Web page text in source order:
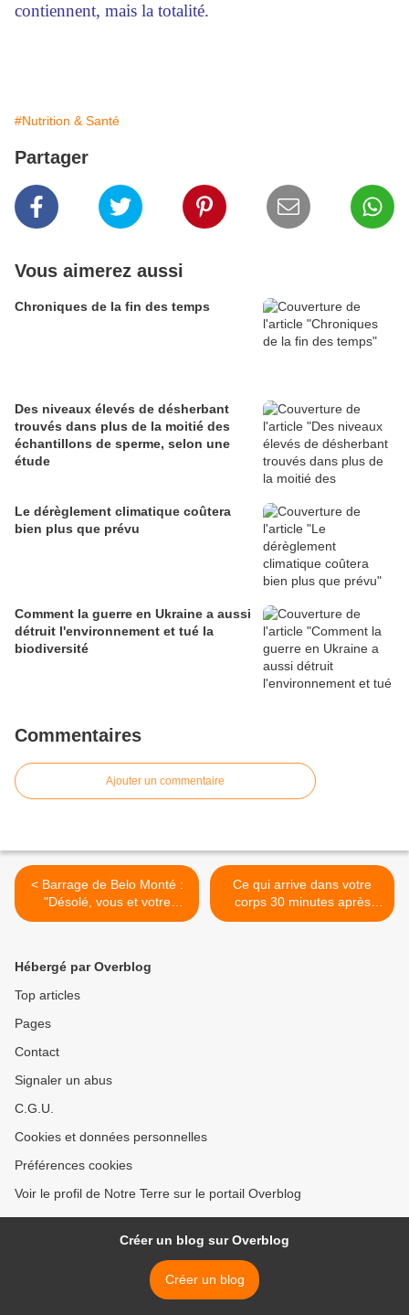
contiennent, mais la totalité.
#Nutrition & Santé
Partager
Vous aimerez aussi
Chroniques de la fin des temps
Des niveaux élevés de désherbant
trouvés dans plus de la moitié des
échantillons de sperme, selon une
étude
Le dérèglement climatique coûtera
bien plus que prévu
Comment la guerre en Ukraine a aussi
détruit l'environnement et tué la
biodiversité
Commentaires
Ajouter un commentaire
< Barrage de Belo Monté :
"Désolé, vous et votre
peuple devront dégager !"
Ce qui arrive dans votre
corps 30 minutes après
avoir bu un Coca…. >
Hébergé par Overblog
Top articles
Pages
Contact
Signaler un abus
C.G.U.
Cookies et données personnelles
Préférences cookies
Voir le profil de Notre Terre sur le portail Overblog
Créer un blog sur Overblog
Créer un blog